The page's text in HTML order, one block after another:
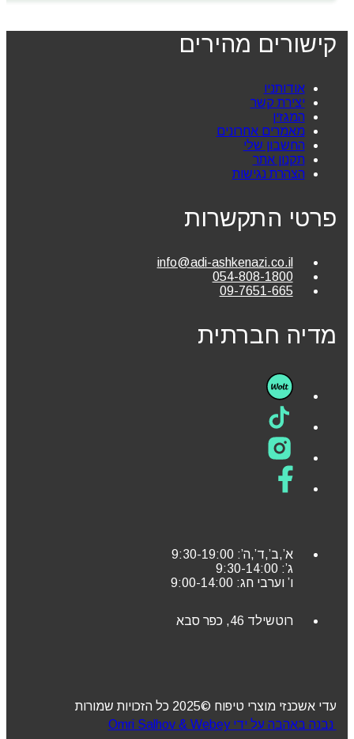
קישורים מהירים
אודותניו
יצירת קשר
המגזין
מאמרים אחרונים
החשבון שלי
תקנון אתר
הצהרת נגישות
פרטי התקשרות
info@adi-ashkenazi.co.il
054-808-1800
09-7651-665
מדיה חברתית
א’,ב’,ד’,ה’: 9:30-19:00
ג’: 9:30-14:00
ו’ וערבי חג: 9:00-14:00
רוטשילד 46, כפר סבא
עדי אשכנזי מוצרי טיפוח ©2025 כל הזכויות שמורות
נבנה באהבה על ידי Omri Salhov & Webey